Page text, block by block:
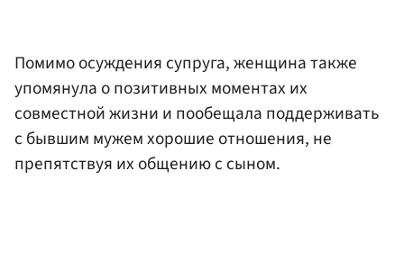
Помимо осуждения супруга, женщина также
упомянула о позитивных моментах их
совместной жизни и пообещала поддерживать
с бывшим мужем хорошие отношения, не
препятствуя их общению с сыном.